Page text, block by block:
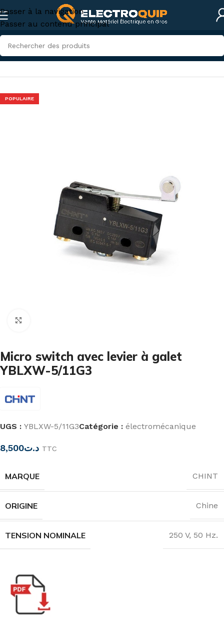
Passer à la navigation
Passer au contenu principal
Accueil/Électricité industrielle/électromécanique
POPULAIRE
Micro switch avec levier à galet
YBLXW-5/11G3
UGS : YBLXW-5/11G3Catégorie : électromécanique
د.ت8,500 TTC
MARQUE CHINT
ORIGINE Chine
TENSION NOMINALE 250 V, 50 Hz.